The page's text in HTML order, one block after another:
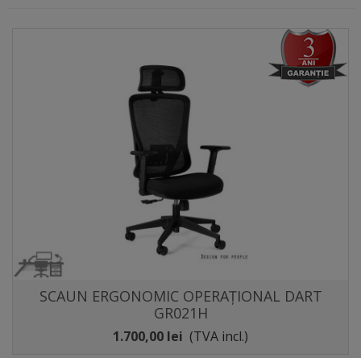
SCAUN ERGONOMIC OPERAȚIONAL DART
GR021H
1.700,00 lei (TVA incl.)